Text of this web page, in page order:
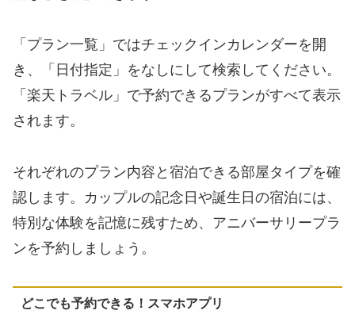
「プラン一覧」ではチェックインカレンダーを開
き、「日付指定」をなしにして検索してください。
「楽天トラベル」で予約できるプランがすべて表示
されます。
それぞれのプラン内容と宿泊できる部屋タイプを確
認します。カップルの記念日や誕生日の宿泊には、
特別な体験を記憶に残すため、アニバーサリープラ
ンを予約しましょう。
どこでも予約できる！スマホアプリ